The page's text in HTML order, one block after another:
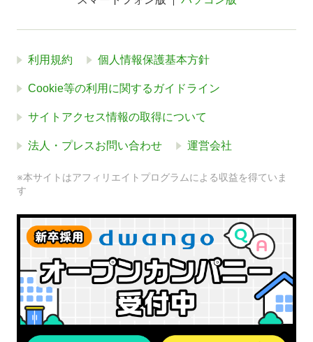
利用規約 個人情報保護基本方針
Cookie等の利用に関するガイドライン
サイトアクセス情報の取得について
法人・プレスお問い合わせ 運営会社
※本サイトはアフィリエイトプログラムによる収益を得ていま
す